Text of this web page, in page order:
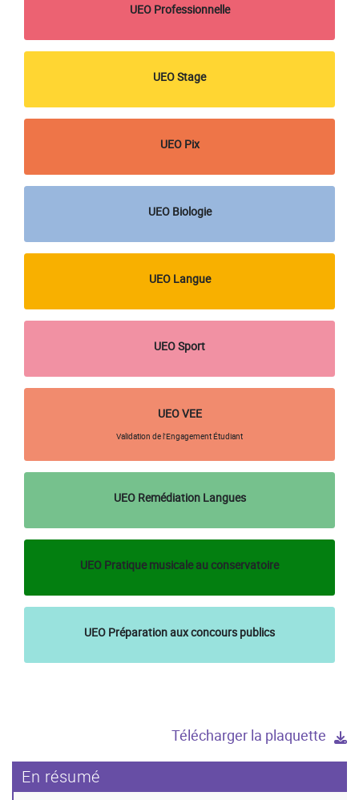
UEO Professionnelle
UEO Stage
UEO Pix
UEO Biologie
UEO Langue
UEO Sport
UEO VEE
Validation de l'Engagement Étudiant
UEO Remédiation Langues
UEO Pratique musicale au conservatoire
UEO Préparation aux concours publics
Télécharger la plaquette
En résumé